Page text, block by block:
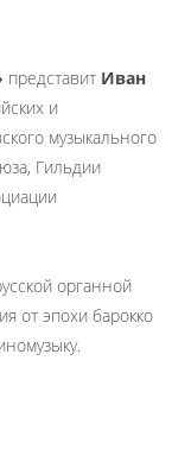
представит Иван
и
музыкального
Гильдии
органной
от эпохи барокко